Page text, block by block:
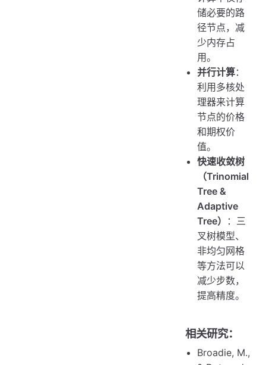
储必要的路
径节点，减
少内存占
用。
并行计算：
利用多核处
理器来计算
节点的价格
和期权价
值。
快速收敛树
（Trinomial
Tree &
Adaptive
Tree）
：三
叉树模型、
非均匀网格
等方法可以
减少步数，
提高精度。
相关研究：
Broadie, M.,